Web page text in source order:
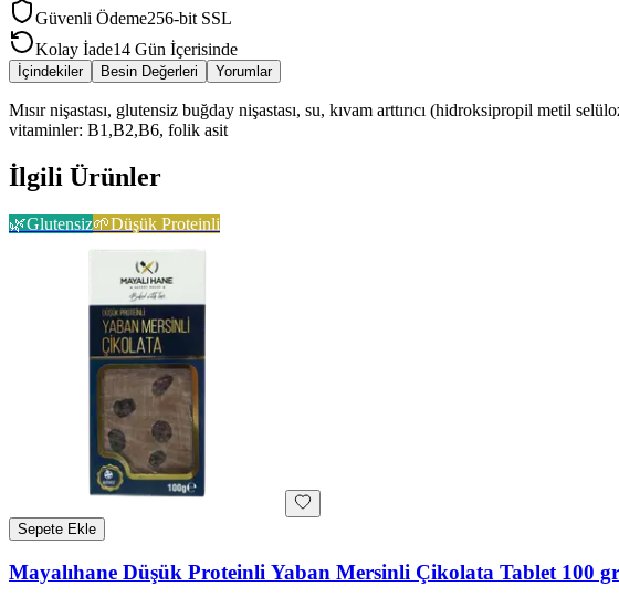
Güvenli Ödeme256-bit SSL
Kolay İade14 Gün İçerisinde
İçindekiler Besin Değerleri Yorumlar
Mısır nişastası, glutensiz buğday nişastası, su, kıvam arttırıcı (hidroksipropil metil
vitaminler: B1,B2,B6, folik asit
İlgili Ürünler
🌿Glutensiz🌱Düşük Proteinli
Sepete Ekle
Mayalıhane Düşük Proteinli Yaban Mersinli Çikolata Tablet 100 gr